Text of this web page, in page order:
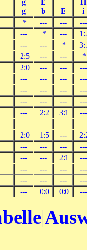
g
g
E
b
E
H
i
* --- ---
---
--- * ---
--- --- *
2:5 --- ---
2:0 --- ---
---
--- --- ---
---
--- --- ---
---
--- --- ---
---
--- 2:2 3:1
---
--- --- ---
---
2:0 1:5 ---
--- --- ---
---
--- --- 2:1
---
--- --- ---
---
--- --- ---
---
--- 0:0 0:0 ---
|